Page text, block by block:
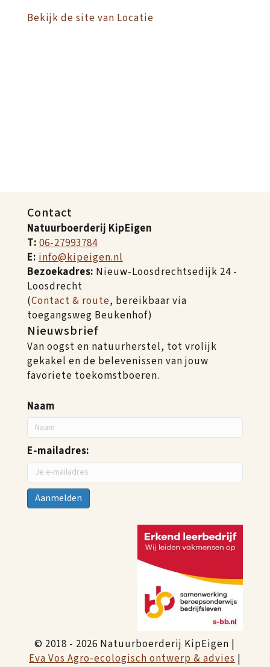
Bekijk de site van Locatie
Contact
Natuurboerderij KipEigen
T:06-27993784
E:info@kipeigen.nl
Bezoekadres: Nieuw-Loosdrechtsedijk 24 -
Loosdrecht
(Contact & route, bereikbaar via
toegangsweg Beukenhof)
Nieuwsbrief
Van oogst en natuurherstel, tot vrolijk
gekakel en de belevenissen van jouw
favoriete toekomstboeren.
Naam
E-mailadres:
© 2018 - 2026 Natuurboerderij KipEigen |
Eva Vos Agro-ecologisch ontwerp & advies |